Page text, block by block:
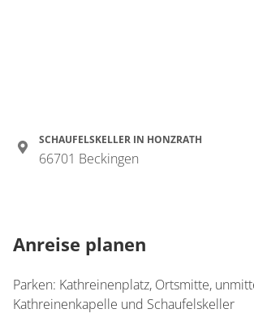
SCHAUFELSKELLER IN HONZRATH
66701 Beckingen
Anreise planen
Parken: Kathreinenplatz, Ortsmitte,
Kathreinenkapelle und Schaufelskeller